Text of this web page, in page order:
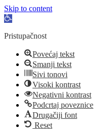
Skip to content
Open
Pristupačnost
Povećaj tekst
Smanji tekst
Sivi tonovi
Visoki kontrast
Negativni kontrast
Podcrtaj poveznice
Drugačiji font
Reset